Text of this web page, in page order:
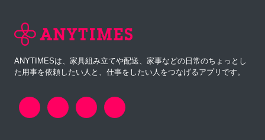
ANYTIMESは、家具組み立てや配送、家事などの日常のちょっとし
た用事を依頼したい人と、仕事をしたい人をつなげるアプリです。